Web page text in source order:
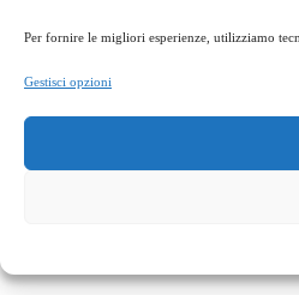
Per fornire le migliori esperienze, utilizziamo
Gestisci opzioni